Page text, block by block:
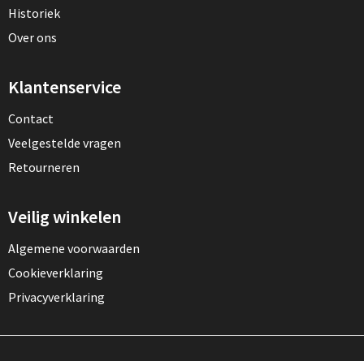
Historiek
Over ons
Klantenservice
Contact
Veelgestelde vragen
Retourneren
Veilig winkelen
Algemene voorwaarden
Cookieverklaring
Privacyverklaring